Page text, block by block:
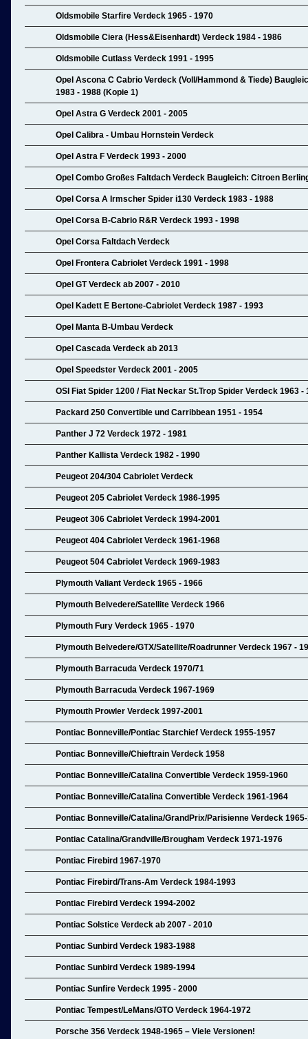
Oldsmobile Starfire Verdeck 1965 - 1970
Oldsmobile Ciera (Hess&Eisenhardt) Verdeck 1984 - 1986
Oldsmobile Cutlass Verdeck 1991 - 1995
Opel Ascona C Cabrio Verdeck (Voll/Hammond & Tiede)
1983 - 1988 (Kopie 1)
Opel Astra G Verdeck 2001 - 2005
Opel Calibra - Umbau Hornstein Verdeck
Opel Astra F Verdeck 1993 - 2000
Opel Combo Großes Faltdach Verdeck Baugleich: Citroen
Opel Corsa A Irmscher Spider i130 Verdeck 1983 - 1988
Opel Corsa B-Cabrio R&R Verdeck 1993 - 1998
Opel Corsa Faltdach Verdeck
Opel Frontera Cabriolet Verdeck 1991 - 1998
Opel GT Verdeck ab 2007 - 2010
Opel Kadett E Bertone-Cabriolet Verdeck 1987 - 1993
Opel Manta B-Umbau Verdeck
Opel Cascada Verdeck ab 2013
Opel Speedster Verdeck 2001 - 2005
OSI Fiat Spider 1200 / Fiat Neckar St.Trop Spider Verdeck 1963 -
Packard 250 Convertible und Carribbean 1951 - 1954
Panther J 72 Verdeck 1972 - 1981
Panther Kallista Verdeck 1982 - 1990
Peugeot 204/304 Cabriolet Verdeck
Peugeot 205 Cabriolet Verdeck 1986-1995
Peugeot 306 Cabriolet Verdeck 1994-2001
Peugeot 404 Cabriolet Verdeck 1961-1968
Peugeot 504 Cabriolet Verdeck 1969-1983
Plymouth Valiant Verdeck 1965 - 1966
Plymouth Belvedere/Satellite Verdeck 1966
Plymouth Fury Verdeck 1965 - 1970
Plymouth Belvedere/GTX/Satellite/Roadrunner Verdeck 1967 -
Plymouth Barracuda Verdeck 1970/71
Plymouth Barracuda Verdeck 1967-1969
Plymouth Prowler Verdeck 1997-2001
Pontiac Bonneville/Pontiac Starchief Verdeck 1955-1957
Pontiac Bonneville/Chieftrain Verdeck 1958
Pontiac Bonneville/Catalina Convertible Verdeck 1959-1960
Pontiac Bonneville/Catalina Convertible Verdeck 1961-1964
Pontiac Bonneville/Catalina/GrandPrix/Parisienne Verdeck
Pontiac Catalina/Grandville/Brougham Verdeck 1971-1976
Pontiac Firebird 1967-1970
Pontiac Firebird/Trans-Am Verdeck 1984-1993
Pontiac Firebird Verdeck 1994-2002
Pontiac Solstice Verdeck ab 2007 - 2010
Pontiac Sunbird Verdeck 1983-1988
Pontiac Sunbird Verdeck 1989-1994
Pontiac Sunfire Verdeck 1995 - 2000
Pontiac Tempest/LeMans/GTO Verdeck 1964-1972
Porsche 356 Verdeck 1948-1965 – Viele Versionen!